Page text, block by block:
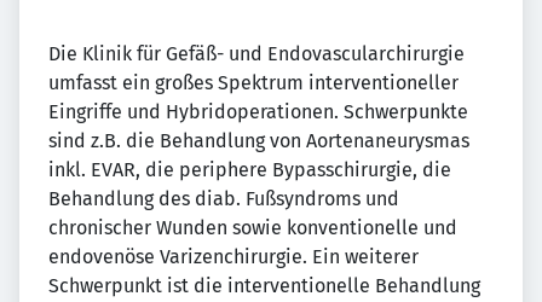
Die Klinik für Gefäß- und Endovascularchirurgie
umfasst ein großes Spektrum interventioneller
Eingriffe und Hybridoperationen. Schwerpunkte
sind z.B. die Behandlung von Aortenaneurysmas
inkl. EVAR, die periphere Bypasschirurgie, die
Behandlung des diab. Fußsyndroms und
chronischer Wunden sowie konventionelle und
endovenöse Varizenchirurgie. Ein weiterer
Schwerpunkt ist die interventionelle Behandlung